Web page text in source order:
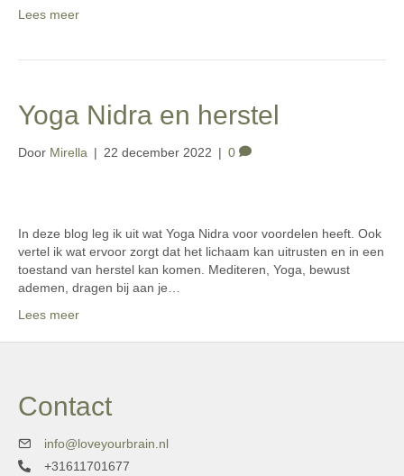
Lees meer
Yoga Nidra en herstel
Door Mirella | 22 december 2022 | 0
In deze blog leg ik uit wat Yoga Nidra voor voordelen heeft. Ook
vertel ik wat ervoor zorgt dat het lichaam kan uitrusten en in een
toestand van herstel kan komen. Mediteren, Yoga, bewust
ademen, dragen bij aan je…
Lees meer
Contact
info@loveyourbrain.nl
+31611701677